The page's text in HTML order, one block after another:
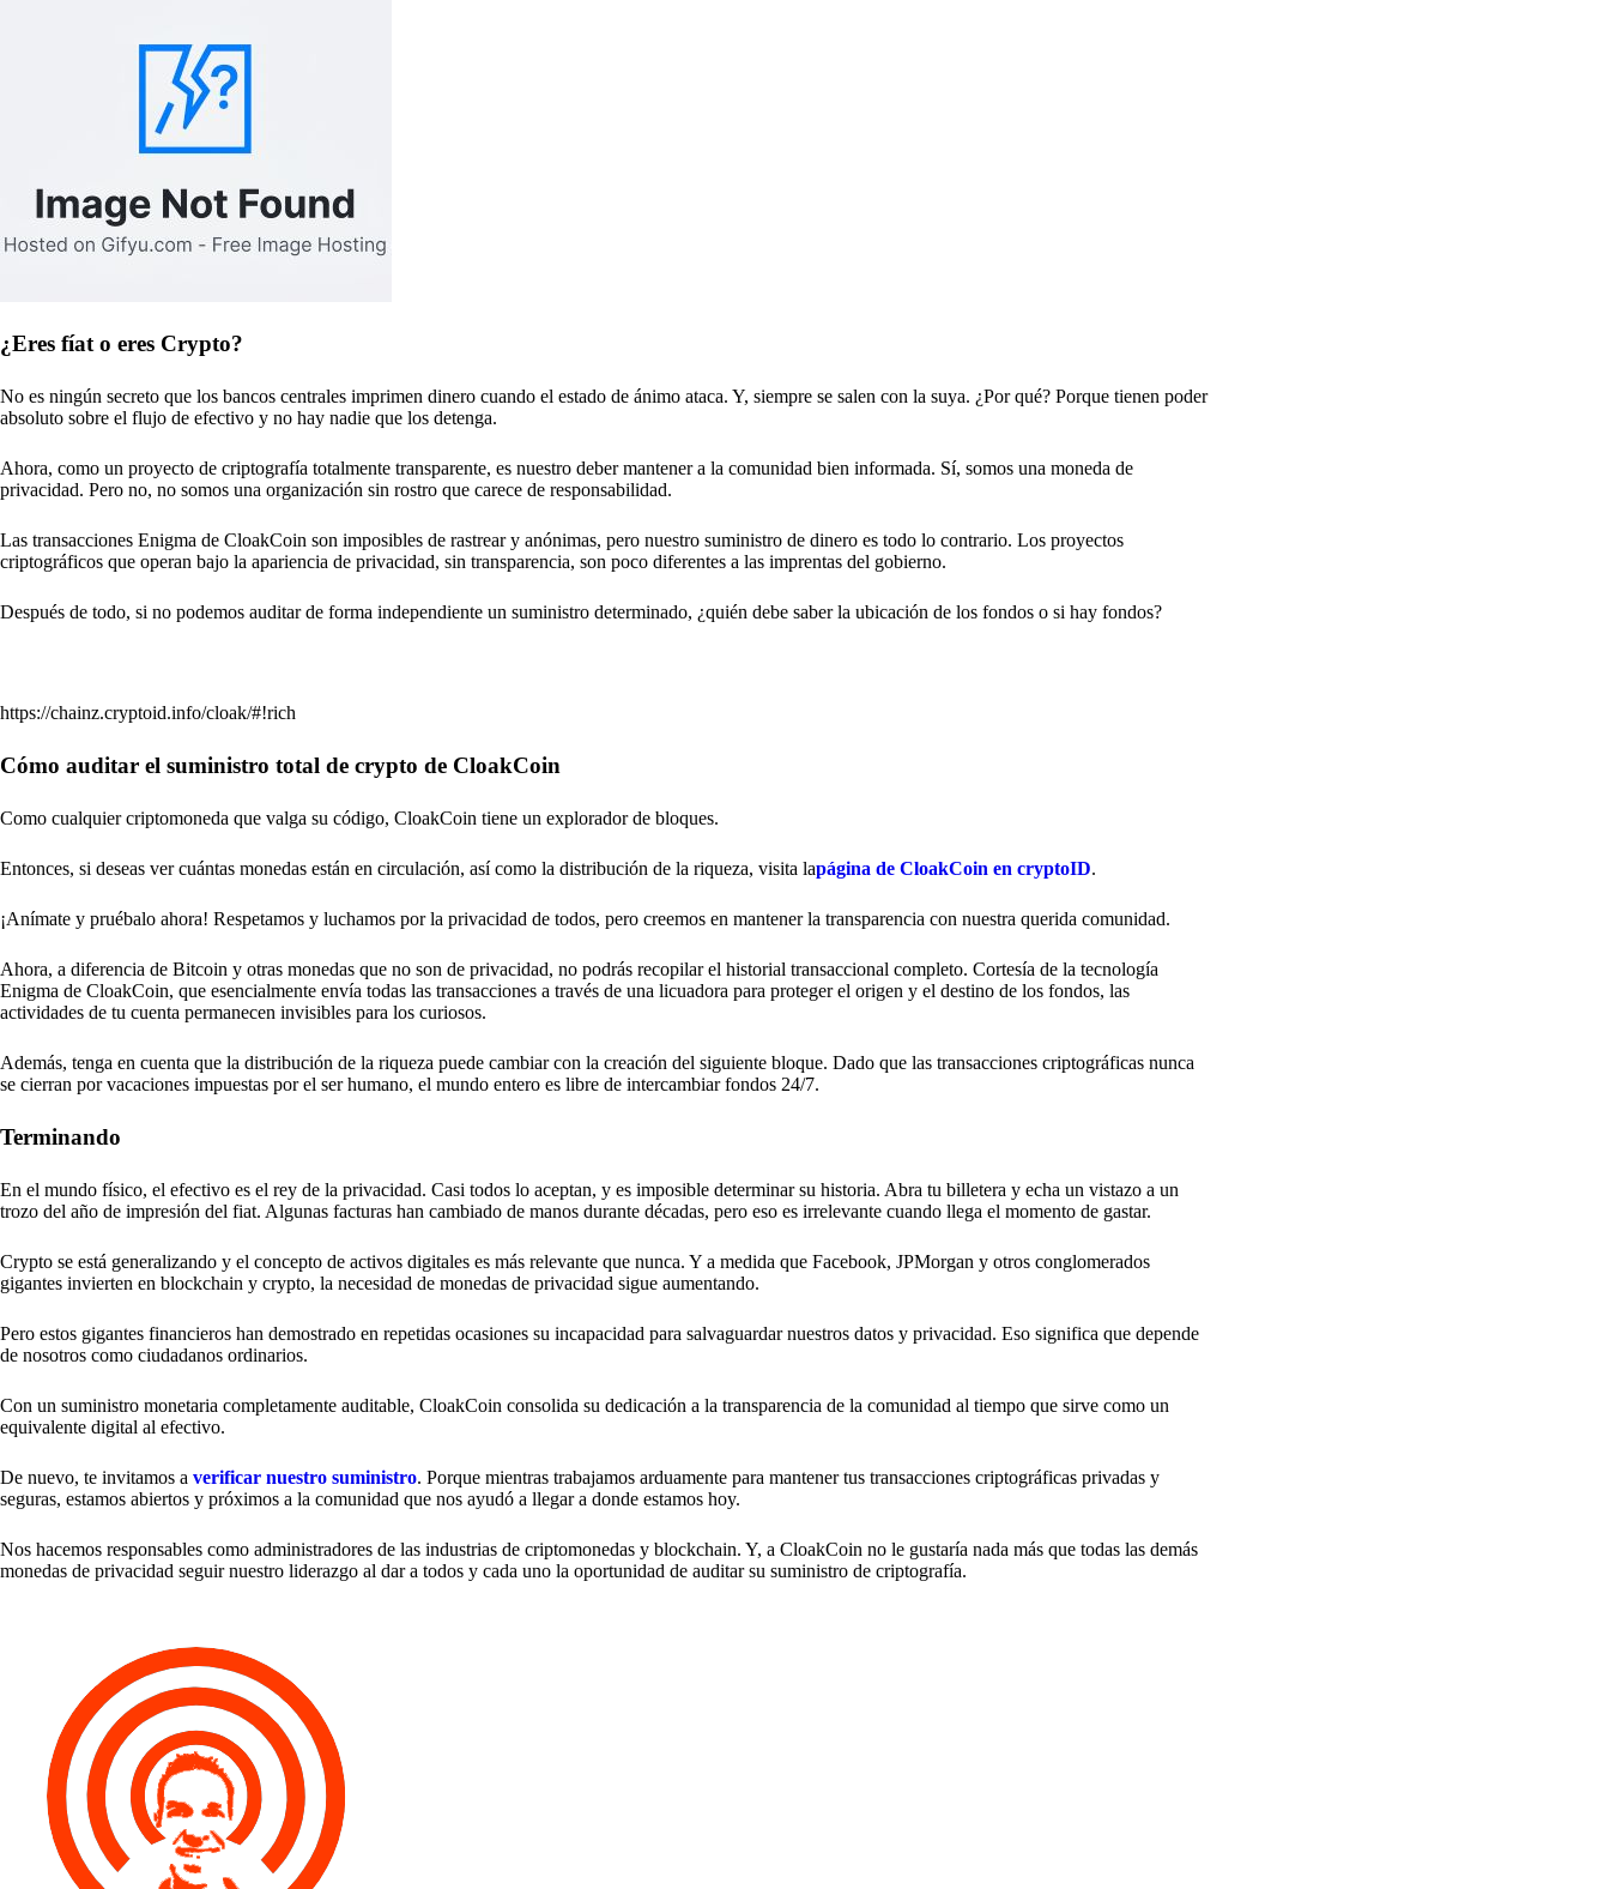
¿Eres fíat o eres Crypto?
No es ningún secreto que los bancos centrales imprimen dinero cuando el estado de ánimo ataca. Y, siempre se salen con la suya. ¿Por qué? Porque tienen poder
absoluto sobre el flujo de efectivo y no hay nadie que los detenga.
Ahora, como un proyecto de criptografía totalmente transparente, es nuestro deber mantener a la comunidad bien informada. Sí, somos una moneda de
privacidad. Pero no, no somos una organización sin rostro que carece de responsabilidad.
Las transacciones Enigma de CloakCoin son imposibles de rastrear y anónimas, pero nuestro suministro de dinero es todo lo contrario. Los proyectos
criptográficos que operan bajo la apariencia de privacidad, sin transparencia, son poco diferentes a las imprentas del gobierno.
Después de todo, si no podemos auditar de forma independiente un suministro determinado, ¿quién debe saber la ubicación de los fondos o si hay fondos?
https://chainz.cryptoid.info/cloak/#!rich
Cómo auditar el suministro total de crypto de CloakCoin
Como cualquier criptomoneda que valga su código, CloakCoin tiene un explorador de bloques.
Entonces, si deseas ver cuántas monedas están en circulación, así como la distribución de la riqueza, visita lapágina de CloakCoin en cryptoID.
¡Anímate y pruébalo ahora! Respetamos y luchamos por la privacidad de todos, pero creemos en mantener la transparencia con nuestra querida comunidad.
Ahora, a diferencia de Bitcoin y otras monedas que no son de privacidad, no podrás recopilar el historial transaccional completo. Cortesía de la tecnología
Enigma de CloakCoin, que esencialmente envía todas las transacciones a través de una licuadora para proteger el origen y el destino de los fondos, las
actividades de tu cuenta permanecen invisibles para los curiosos.
Además, tenga en cuenta que la distribución de la riqueza puede cambiar con la creación del siguiente bloque. Dado que las transacciones criptográficas nunca
se cierran por vacaciones impuestas por el ser humano, el mundo entero es libre de intercambiar fondos 24/7.
Terminando
En el mundo físico, el efectivo es el rey de la privacidad. Casi todos lo aceptan, y es imposible determinar su historia. Abra tu billetera y echa un vistazo a un
trozo del año de impresión del fiat. Algunas facturas han cambiado de manos durante décadas, pero eso es irrelevante cuando llega el momento de gastar.
Crypto se está generalizando y el concepto de activos digitales es más relevante que nunca. Y a medida que Facebook, JPMorgan y otros conglomerados
gigantes invierten en blockchain y crypto, la necesidad de monedas de privacidad sigue aumentando.
Pero estos gigantes financieros han demostrado en repetidas ocasiones su incapacidad para salvaguardar nuestros datos y privacidad. Eso significa que depende
de nosotros como ciudadanos ordinarios.
Con un suministro monetaria completamente auditable, CloakCoin consolida su dedicación a la transparencia de la comunidad al tiempo que sirve como un
equivalente digital al efectivo.
De nuevo, te invitamos a verificar nuestro suministro. Porque mientras trabajamos arduamente para mantener tus transacciones criptográficas privadas y
seguras, estamos abiertos y próximos a la comunidad que nos ayudó a llegar a donde estamos hoy.
Nos hacemos responsables como administradores de las industrias de criptomonedas y blockchain. Y, a CloakCoin no le gustaría nada más que todas las demás
monedas de privacidad seguir nuestro liderazgo al dar a todos y cada uno la oportunidad de auditar su suministro de criptografía.